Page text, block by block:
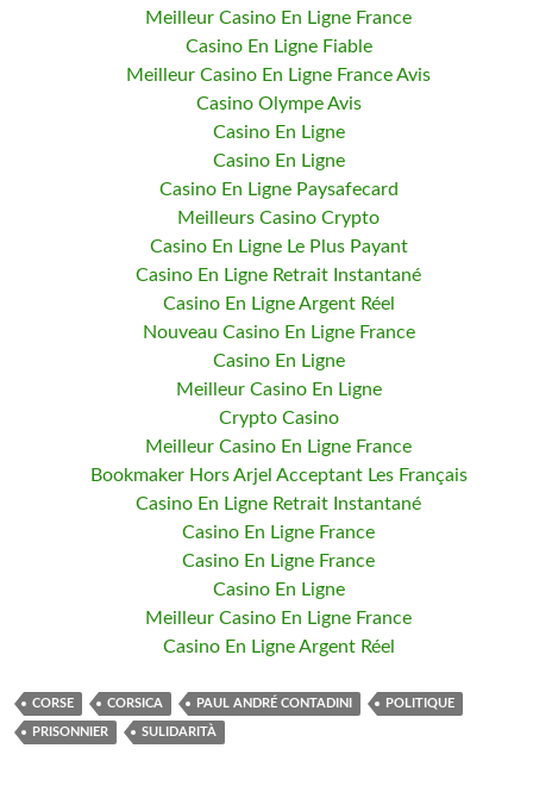
Meilleur Casino En Ligne France
Casino En Ligne Fiable
Meilleur Casino En Ligne France Avis
Casino Olympe Avis
Casino En Ligne
Casino En Ligne
Casino En Ligne Paysafecard
Meilleurs Casino Crypto
Casino En Ligne Le Plus Payant
Casino En Ligne Retrait Instantané
Casino En Ligne Argent Réel
Nouveau Casino En Ligne France
Casino En Ligne
Meilleur Casino En Ligne
Crypto Casino
Meilleur Casino En Ligne France
Bookmaker Hors Arjel Acceptant Les Français
Casino En Ligne Retrait Instantané
Casino En Ligne France
Casino En Ligne France
Casino En Ligne
Meilleur Casino En Ligne France
Casino En Ligne Argent Réel
CORSE CORSICA PAUL ANDRÉ CONTADINI POLITIQUE
PRISONNIER SULIDARITÀ